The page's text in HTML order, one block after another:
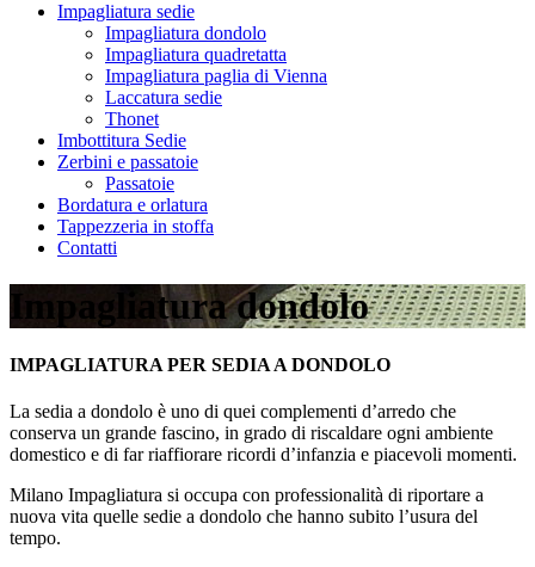
Impagliatura sedie
Impagliatura dondolo
Impagliatura quadretatta
Impagliatura paglia di Vienna
Laccatura sedie
Thonet
Imbottitura Sedie
Zerbini e passatoie
Passatoie
Bordatura e orlatura
Tappezzeria in stoffa
Contatti
Impagliatura dondolo
IMPAGLIATURA PER SEDIA A DONDOLO
La sedia a dondolo è uno di quei complementi d’arredo che
conserva un grande fascino, in grado di riscaldare ogni ambiente
domestico e di far riaffiorare ricordi d’infanzia e piacevoli momenti.
Milano Impagliatura si occupa con professionalità di riportare a
nuova vita quelle sedie a dondolo che hanno subito l’usura del
tempo.